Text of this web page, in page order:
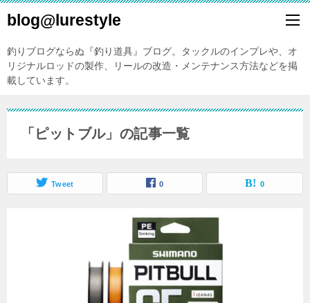
blog@lurestyle
釣りブログならぬ『釣り道具』ブログ。タックルのインプレや、オ
リジナルロッドの製作、リールの改造・メンテナンス方法などを掲
載しています。
「ピットブル」の記事一覧
Tweet 0 0